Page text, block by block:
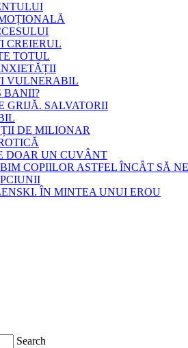
CREIERUL
TOTUL
VULNERABIL
BANII?
GRIJĂ. SALVATORII
DE MILIONAR
DOAR UN CUVÂNT
COPIILOR ASTFEL ÎNCÂT SĂ
ÎN MINTEA UNUI EROU
Search